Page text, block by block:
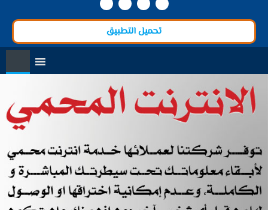
تحميل التطبيق